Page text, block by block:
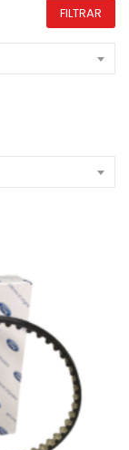
FILTRAR